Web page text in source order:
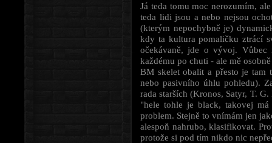
Já teda tomu moc nerozumím,
teda lidi jsou a nebo nejsou
(kterým nepochybně je)
kdy ta kultura pomaličku ztrácí
očekávaně, jde o vývoj.
každému po chuti - ale mě
BM skelet obalit a přesto je
nebo pasivního úhlu pohledu).
rada starších (Kronos, Satyr, T.
"hele tohle je black, takovej
problem. Stejně to vnímám jen
alespoň nahrubo, klasifikovat.
protože si pod tím nikdo nic